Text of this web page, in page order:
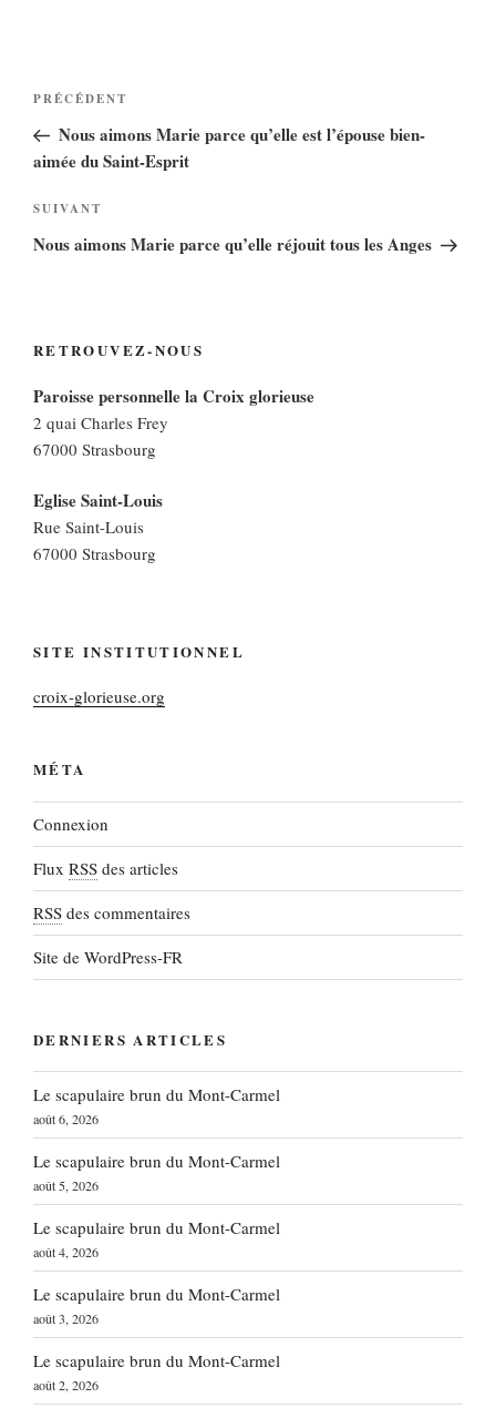
Navigation
l’article
Article
précédent
PRÉCÉDENT
Nous aimons Marie parce qu’elle est l’épouse bien-
aimée du Saint-Esprit
Article
suivant
SUIVANT
Nous aimons Marie parce qu’elle réjouit tous les Anges
RETROUVEZ-NOUS
Paroisse personnelle la Croix glorieuse
2 quai Charles Frey
67000 Strasbourg
Eglise Saint-Louis
Rue Saint-Louis
67000 Strasbourg
SITE INSTITUTIONNEL
croix-glorieuse.org
MÉTA
Connexion
Flux RSS des articles
RSS des commentaires
Site de WordPress-FR
DERNIERS ARTICLES
Le scapulaire brun du Mont-Carmel
août 6, 2026
Le scapulaire brun du Mont-Carmel
août 5, 2026
Le scapulaire brun du Mont-Carmel
août 4, 2026
Le scapulaire brun du Mont-Carmel
août 3, 2026
Le scapulaire brun du Mont-Carmel
août 2, 2026